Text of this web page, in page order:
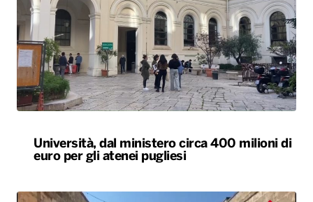
Università, dal ministero circa 400 milioni di
euro per gli atenei pugliesi